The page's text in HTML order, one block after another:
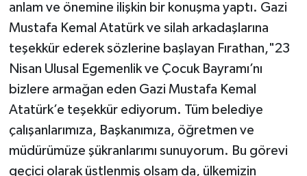
anlam ve önemine ilişkin bir konuşma yaptı. Gazi
Mustafa Kemal Atatürk ve silah arkadaşlarına
teşekkür ederek sözlerine başlayan Fırathan,"23
Nisan Ulusal Egemenlik ve Çocuk Bayramı’nı
bizlere armağan eden Gazi Mustafa Kemal
Atatürk’e teşekkür ediyorum. Tüm belediye
çalışanlarımıza, Başkanımıza, öğretmen ve
müdürümüze şükranlarımı sunuyorum. Bu görevi
geçici olarak üstlenmiş olsam da, ülkemizin